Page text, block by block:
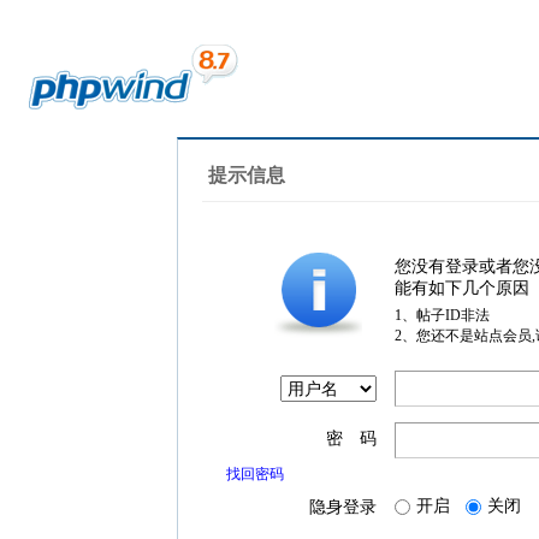
提示信息
您没有登录或者您
能有如下几个原因
1、帖子ID非法
2、您还不是站点会员
密 码
找回密码
隐身登录 开启 关闭